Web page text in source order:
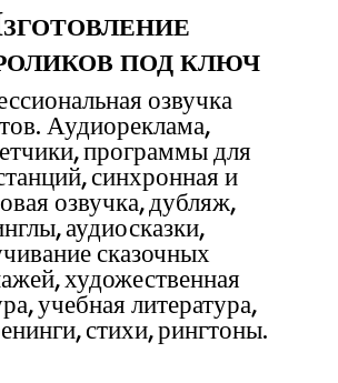
под ключ
озвучка
Аудиореклама,
программы для
синхронная и
озвучка, дубляж,
аудиосказки,
сказочных
художественная
учебная литература,
стихи, рингтоны.